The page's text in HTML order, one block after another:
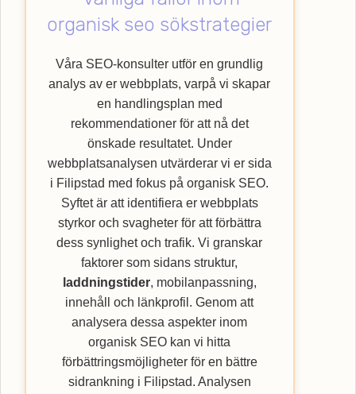
genom att nyttja vår specialistkompetens
inom SEO. Upptäck hur Webbempire kan
förbättra din webbplats ranking och nå ut till
en bredare kundkrets med vår
SEO-byrå.
organisk seo sökstrategier
Våra SEO-konsulter utför en grundlig
analys av er webbplats, varpå vi skapar
en handlingsplan med
rekommendationer för att nå det
önskade resultatet. Under
webbplatsanalysen utvärderar vi er sida
i Filipstad med fokus på organisk SEO.
Syftet är att identifiera er webbplats
styrkor och svagheter för att förbättra
dess synlighet och trafik. Vi granskar
faktorer som sidans struktur,
laddningstider, mobilanpassning,
innehåll och länkprofil. Genom att
analysera dessa aspekter inom
organisk SEO kan vi hitta
förbättringsmöjligheter för en bättre
sidrankning i Filipstad. Analysen